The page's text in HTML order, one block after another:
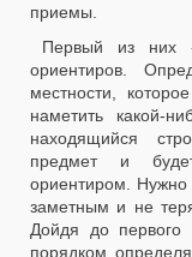
приемы.
Первый из них -
ориентиров.
местности,
наметить какой-
находящийся
предмет и
ориентиром. Нужно
заметным и не
Дойдя до первого
порядком